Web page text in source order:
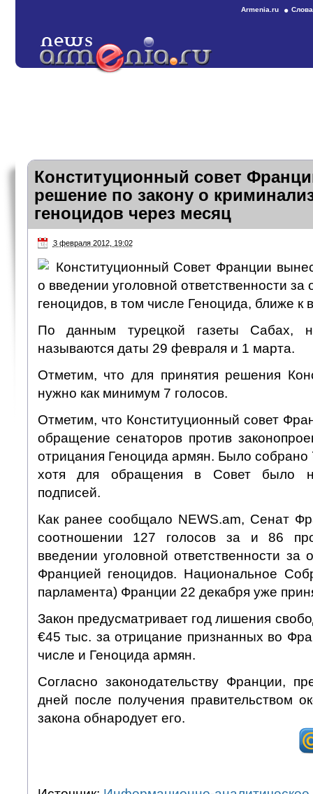
Armenia.ru
Конституционный совет
решение по закону о
геноцидов через месяц
3 февраля 2012, 19:02
Конституционный Совет Франции
о введении уголовной ответственности
геноцидов, в том числе Геноцида, ближе к
По данным турецкой газеты Сабах,
называются даты 29 февраля и 1 марта.
Отметим, что для принятия решения
нужно как минимум 7 голосов.
Отметим, что Конституционный совет
обращение сенаторов против
отрицания Геноцида армян. Было собрано
хотя для обращения в Совет было
подписей.
Как ранее сообщало NEWS.am, Сенат
соотношении 127 голосов за и 86
введении уголовной ответственности за
Францией геноцидов. Национальное
парламента) Франции 22 декабря уже
Закон предусматривает год лишения
€45 тыс. за отрицание признанных во
числе и Геноцида армян.
Согласно законодательству Франции,
дней после получения правительством
закона обнародует его.